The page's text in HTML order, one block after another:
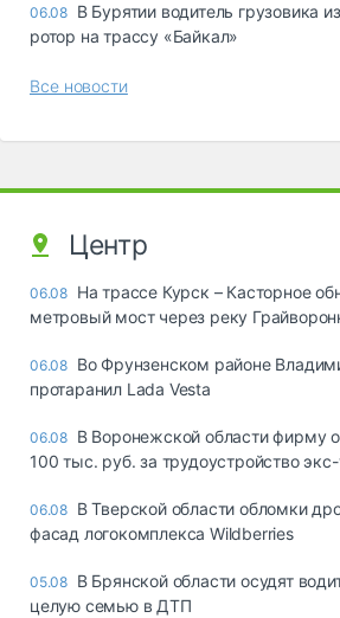
06.08 В Бурятии водитель грузовика
ротор на трассу «Байкал»
Все новости
Центр
06.08 На трассе Курск – Касторное
метровый мост через реку
06.08 Во Фрунзенском районе
протаранил Lada Vesta
06.08 В Воронежской области фирму
100 тыс. руб. за трудоустройство
06.08 В Тверской области обломки
фасад логокомплекса Wildberries
05.08 В Брянской области осудят
целую семью в ДТП